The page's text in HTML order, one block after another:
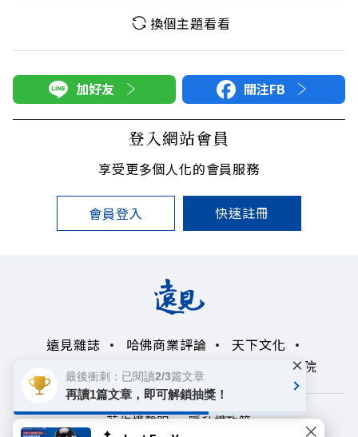
換個主題看看
加好友 關注FB
登入網站會員
享受更多個人化的會員服務
會員登入 快速註冊
遠見雜誌 哈佛商業評論
天下文化
未來親子學習平台
50+ 領導影響力學院
著作權聲明 隱私權政策
最後衝刺：已閱讀2/3篇文章
再讀1篇文章，即可解鎖抽獎！
×